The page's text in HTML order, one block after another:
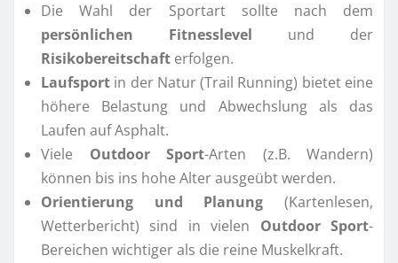
Die Wahl der Sportart sollte nach dem
persönlichen Fitnesslevel und der
Risikobereitschaft erfolgen.
Laufsport in der Natur (Trail Running) bietet eine
höhere Belastung und Abwechslung als das
Laufen auf Asphalt.
Viele Outdoor Sport-Arten (z.B. Wandern)
können bis ins hohe Alter ausgeübt werden.
Orientierung und Planung (Kartenlesen,
Wetterbericht) sind in vielen Outdoor Sport-
Bereichen wichtiger als die reine Muskelkraft.